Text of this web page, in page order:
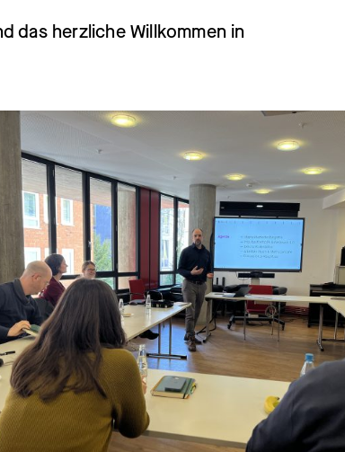
das herzliche Willkommen in